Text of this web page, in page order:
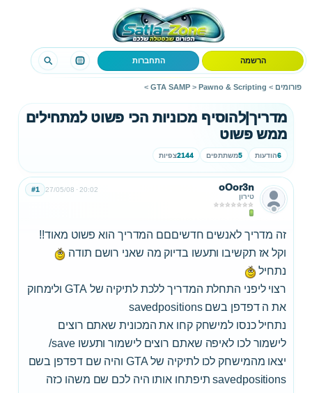
הרשמה התחברות
פורומים >
GTA SAMP > Pawno & Scripting
>
מדריך|להוסיף מכוניות הכי פשוט למתחילים
ממש פשוט
6הודעות 5משתתפים 2144צפיות
oOor3n
טירון
27/05/08 20:02
#1
זה מדריך לאנשים חדשיםםם המדריך הוא פשוט מאוד!!
וקל אז תקשיבו ותעשו בדיוק מה שאני רושם תודה
נתחיל
רצוי ליפני התחלת המדריך ללכת לתיקיה של GTA ולימחוק
את ה דפדפן בשם savedpositions
נתחיל כנסו למישחק קחו את המכונית שאתם רוצים
לישמור לכו לאיפה שאתם רוצים לישמור ותעשו save/
יצאו מהמישחק לכו לתיקיה של GTA והיה שם דפדפן בשם
savedpositions תיפתחו אותו היה לכם שם משהו כזה